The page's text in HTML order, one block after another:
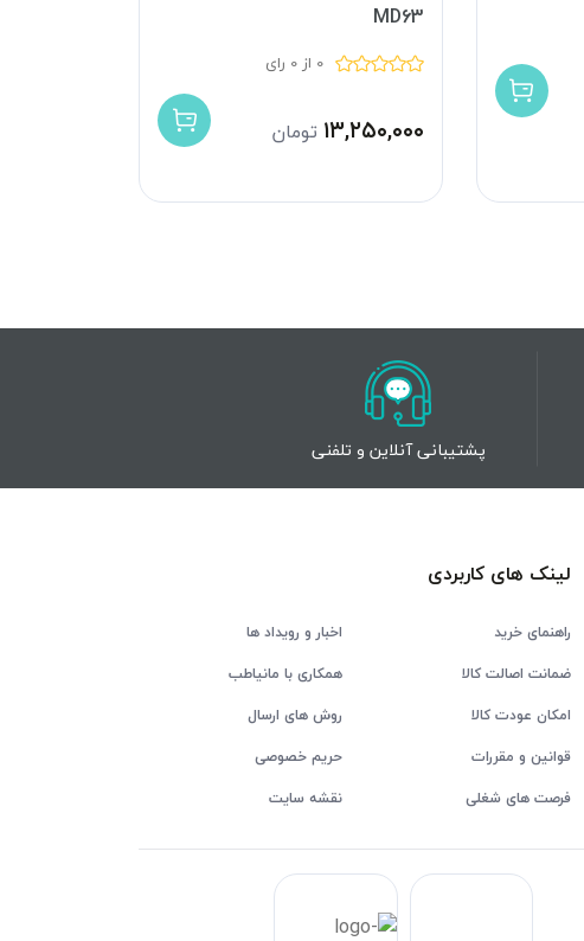
MD63
0 از 0 رای
۱۳,۲۵۰,۰۰۰ تومان
پشتیبانی آنلاین و تلفنی
لینک های کاربردی
راهنمای خرید
اخبار و رویداد ها
ضمانت اصالت کالا
همکاری با مانیاطب
امکان عودت کالا
روش های ارسال
قوانین و مقررات
حریم خصوصی
فرصت های شغلی
نقشه سایت